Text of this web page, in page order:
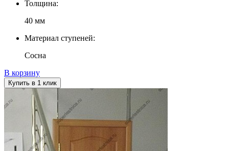
Толщина:
40 мм
Материал ступеней:
Сосна
В корзину
Купить в 1 клик